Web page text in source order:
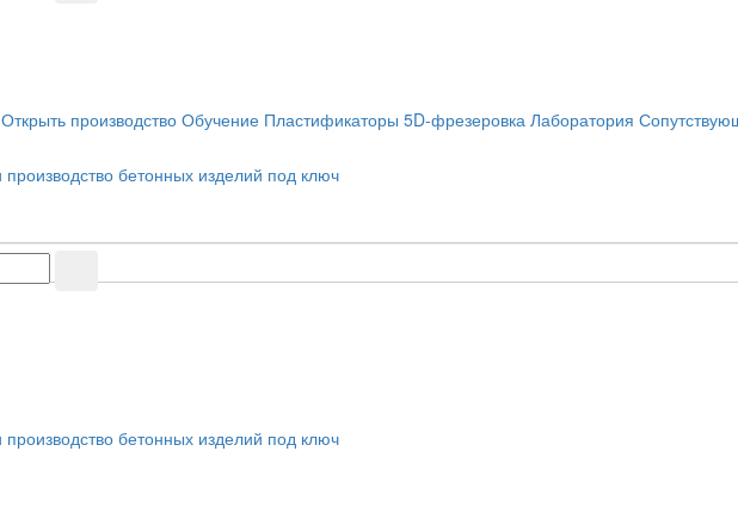
Открыть производство Обучение Пластификаторы 5D-фрезеровка Лаборатория